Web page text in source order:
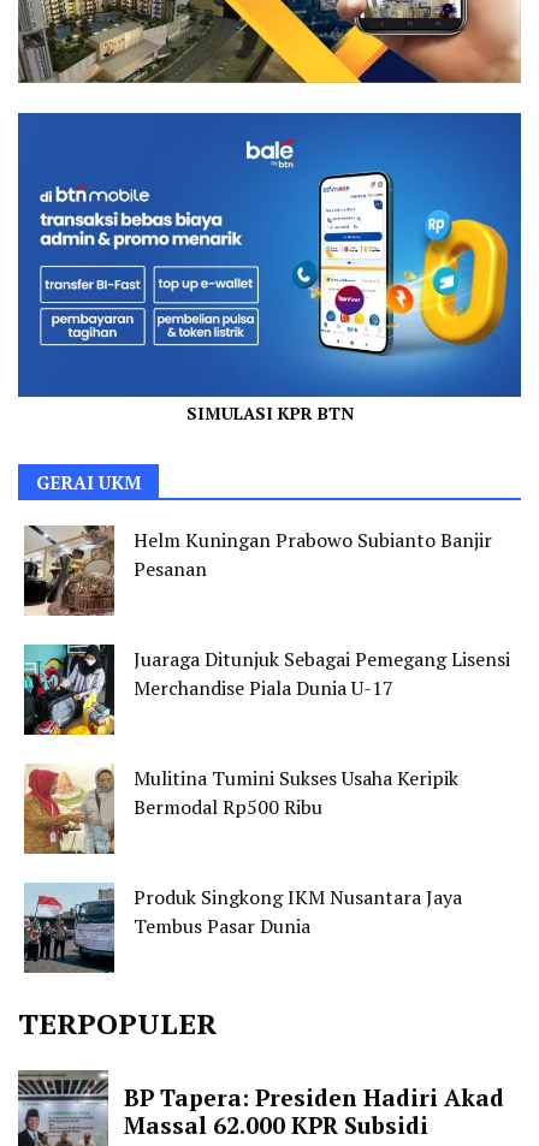
SIMULASI KPR BTN
GERAI UKM
Helm Kuningan Prabowo Subianto Banjir
Pesanan
Juaraga Ditunjuk Sebagai Pemegang Lisensi
Merchandise Piala Dunia U-17
Mulitina Tumini Sukses Usaha Keripik
Bermodal Rp500 Ribu
Produk Singkong IKM Nusantara Jaya
Tembus Pasar Dunia
TERPOPULER